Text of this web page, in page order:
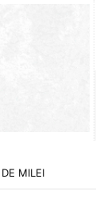
BILATERALES